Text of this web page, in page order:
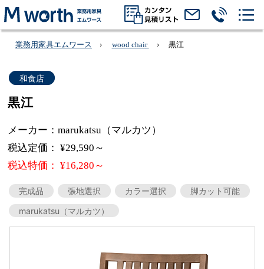
業務用家具エムワース wood chair 黒江
和食店
黒江
メーカー：marukatsu（マルカツ）
税込定価： ¥29,590～
税込特価： ¥16,280～
完成品 張地選択 カラー選択
脚カット可能
marukatsu（マルカツ）